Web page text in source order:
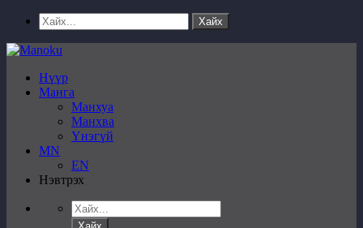
Нүүр
Манга
Манхуа
Манхва
Үнэгүй
MN
EN
Нэвтрэх